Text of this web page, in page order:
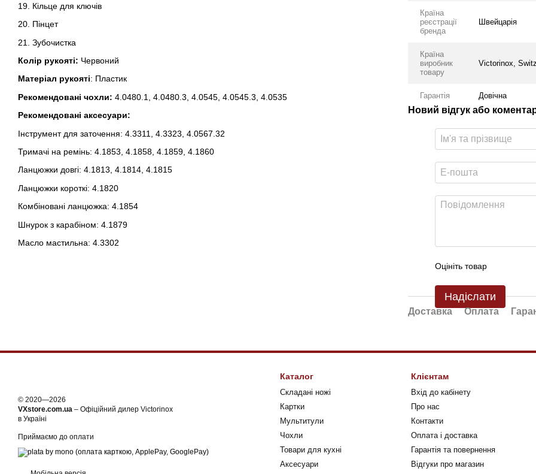
19. Кільце для ключів
20. Пінцет
21. Зубочистка
Колір рукояті: Червоний
Матеріал рукояті: Пластик
Рекомендовані чохли: 4.0480.1, 4.0480.3, 4.0545, 4.0545.3, 4.0535
Рекомендовані аксесуари:
Інструмент для заточення: 4.3311, 4.3323, 4.0567.32
Тримачі на ремінь: 4.1853, 4.1858, 4.1859, 4.1860
Ланцюжки довгі: 4.1813, 4.1814, 4.1815
Ланцюжки короткі: 4.1820
Комбіновані ланцюжка: 4.1854
Шнурок з карабіном: 4.1879
Масло мастильна: 4.3302
Країна
реєстрації
бренда
Швейцарія
Країна
виробник
товару
Victorinox,
Гарантія Довічна
Новий відгук або
Оцініть товар
Надіслати
Доставка Оплата
© 2020—2026
VXstore.com.ua – Офіційний дилер Victorinox
в Україні
Приймаємо до оплати
Каталог
Складані ножі
Картки
Мультитули
Чохли
Товари для кухні
Аксесуари
Клієнтам
Вхід до кабінету
Про нас
Контакти
Оплата і доставка
Гарантія та повернення
Відгуки про магазин